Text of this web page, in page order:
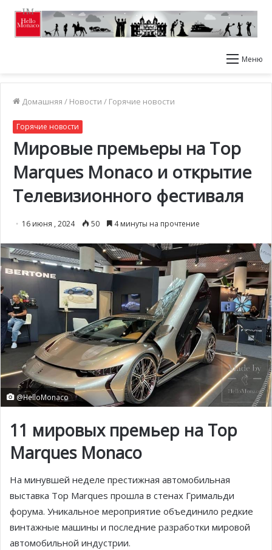
Меню
Домашняя / Новости / Горячие новости
Горячие новости
Мировые премьеры на Top
Marques Monaco и открытие
Телевизионного фестиваля
16 июня , 2024 50 4 минуты на прочтение
@HelloMonaco
11 мировых премьер на Top
Marques Monaco
На минувшей неделе престижная автомобильная
выставка Top Marques прошла в стенах Гримальди
форума. Уникальное мероприятие объединило редкие
винтажные машины и последние разработки мировой
автомобильной индустрии.